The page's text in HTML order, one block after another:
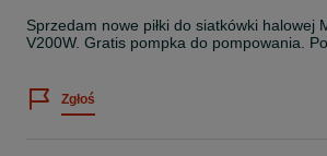
Sprzedam nowe piłki do siatkówki halowej
V200W. Gratis pompka do pompowania.
Zgłoś